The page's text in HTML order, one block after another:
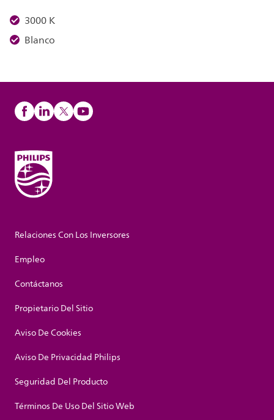
3000 K
Blanco
Relaciones Con Los Inversores
Empleo
Contáctanos
Propietario Del Sitio
Aviso De Cookies
Aviso De Privacidad Philips
Seguridad Del Producto
Términos De Uso Del Sitio Web